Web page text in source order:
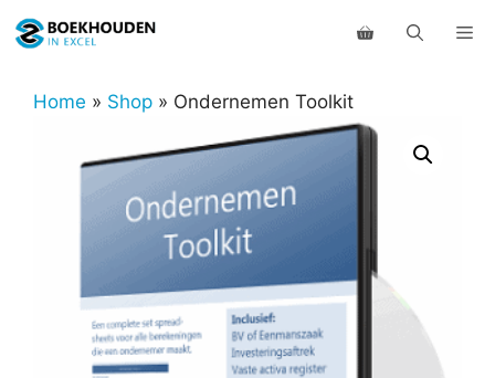
naar
inhoudHome » Shop » Ondernemen Toolkit